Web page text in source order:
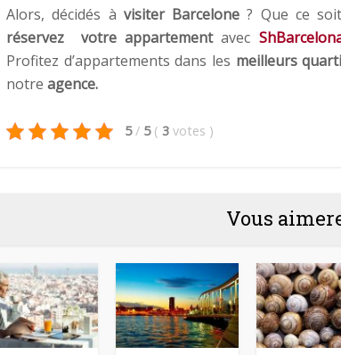
Alors, décidés à visiter Barcelone ? Que ce
réservez votre appartementavec
Profitez d’appartements dans les meilleurs
notre agence.
5 / 5 ( 3 votes )
Vous